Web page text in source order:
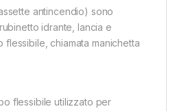
antincendio) sono
idrante, lancia e
chiamata manichetta
flessibile utilizzato per